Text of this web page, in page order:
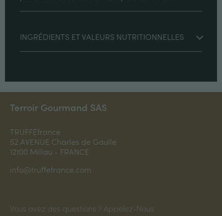
INGRÉDIENTS ET VALEURS NUTRITIONNELLES
citrique E330, poivre blanc.
Valeurs nutritionnelles pour 100g : Energie
909kcal / 220kj, Matières grasses 20g dont acides
gras saturés 12g, Glucides 6.2g dont sucres 2.4g,
Protéines 2.6g, Sel 1g
Terroir Gourmand SAS
TRUFFEfrance
52 AVENUE Charles de Gaulle
12100 Millau - FRANCE
info@truffefrance.com
Vous avez des questions ? Appelez-Nous